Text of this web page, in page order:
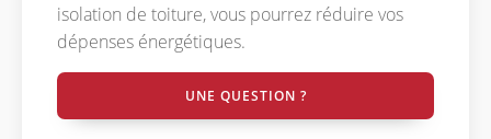
isolation de toiture, vous pourrez réduire vos
dépenses énergétiques.
UNE QUESTION ?